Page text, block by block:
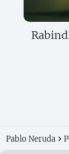
Pablo Neruda